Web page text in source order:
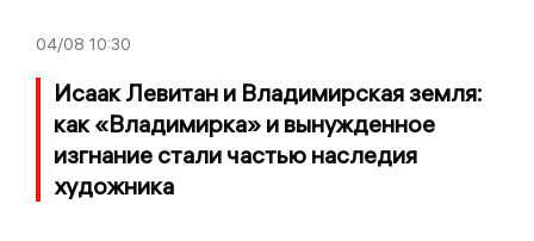
04/08 10:30
Исаак Левитан и Владимирская земля:
как «Владимирка» и вынужденное
изгнание стали частью наследия
художника